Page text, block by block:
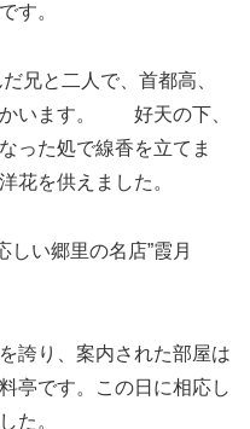
す。
兄と二人で、首都高、
かいます。 好天の下、
った処で線香を立てま
花を供えました。
い郷里の名店”霞月
誇り、案内された部屋は
亭です。この日に相応し
た。